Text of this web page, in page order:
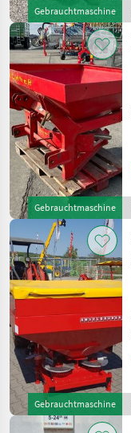
Gebrauchtmaschine
Gebrauchtmaschine
Gebrauchtmaschine